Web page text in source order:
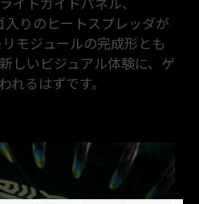
イトガイドパネル、
入りのヒートスプレッダが
モジュールの完成形とも
しいビジュアル体験に、ゲ
れるはずです。